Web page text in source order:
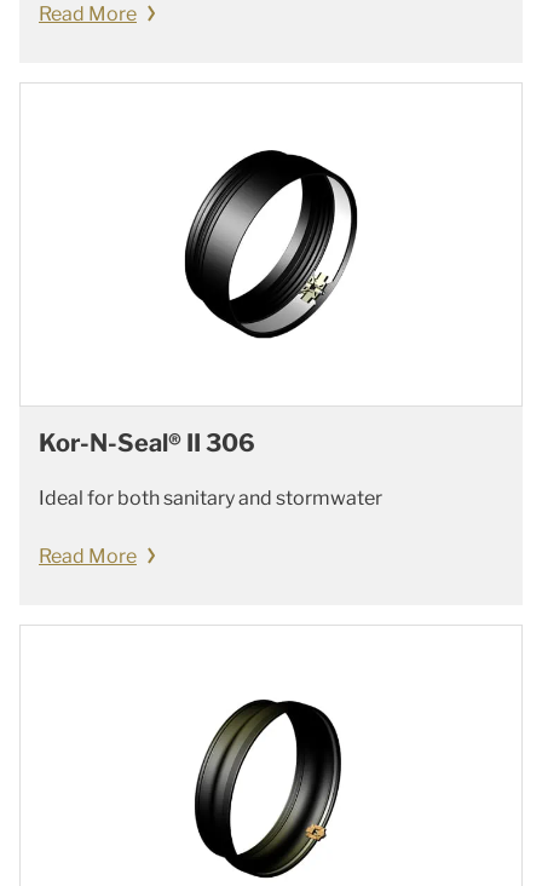
Read More
Kor-N-Seal® II 306
Ideal for both sanitary and stormwater
Read More